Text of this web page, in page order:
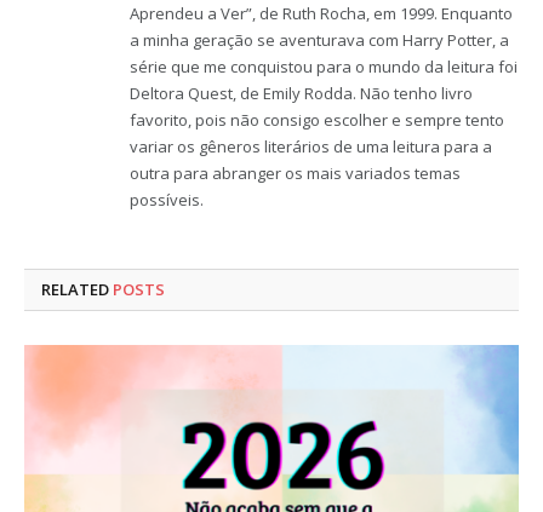
Aprendeu a Ver”, de Ruth Rocha, em 1999. Enquanto
a minha geração se aventurava com Harry Potter, a
série que me conquistou para o mundo da leitura foi
Deltora Quest, de Emily Rodda. Não tenho livro
favorito, pois não consigo escolher e sempre tento
variar os gêneros literários de uma leitura para a
outra para abranger os mais variados temas
possíveis.
RELATED POSTS